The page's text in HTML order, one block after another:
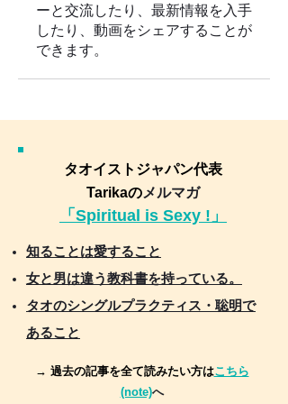
ーと交流したり、最新情報を入手
したり、動画をシェアすることが
できます。
タオイストジャパン代表
Tarikaのメルマガ
「Spiritual is Sexy !」
知ることは愛すること
女と男は違う教科書を持っている。
タオのシングルプラクティス・聡明で
あること
→ 過去の記事を全て読みたい方はこちら
(note)へ